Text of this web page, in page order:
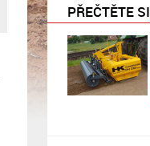
PŘEČTĚTE SI